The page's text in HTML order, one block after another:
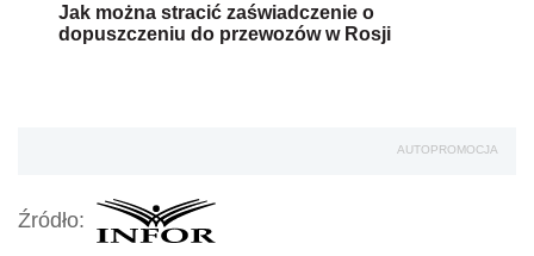
Jak można stracić zaświadczenie o
dopuszczeniu do przewozów w Rosji
AUTOPROMOCJA
Źródło: